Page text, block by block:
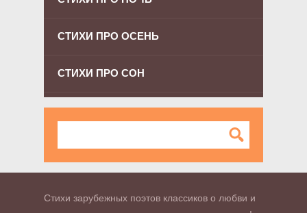
СТИХИ ПРО ОСЕНЬ
СТИХИ ПРО СОН
Стихи зарубежных поэтов классиков о любви и